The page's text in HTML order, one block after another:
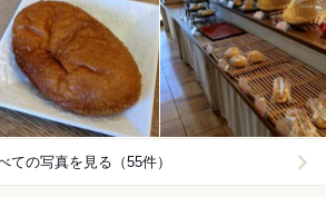
ての写真を見る（55件）